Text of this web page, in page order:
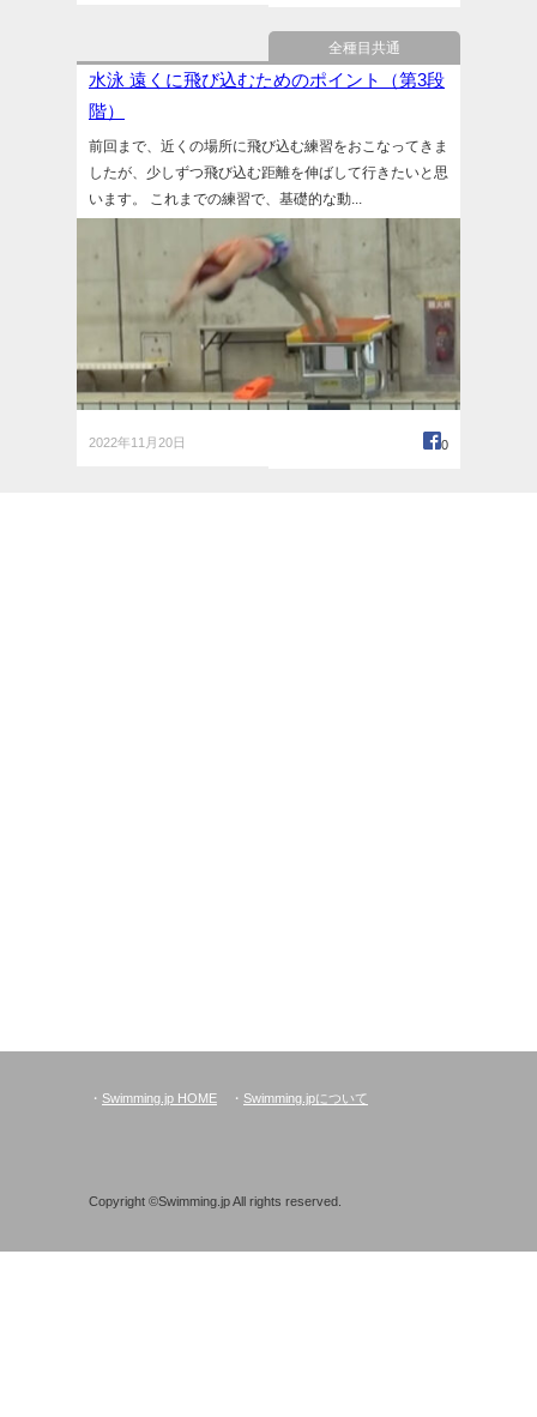
全種目共通
水泳 遠くに飛び込むためのポイント（第3段
階）
前回まで、近くの場所に飛び込む練習をおこなってきま
したが、少しずつ飛び込む距離を伸ばして行きたいと思
います。 これまでの練習で、基礎的な動...
2022年11月20日 0
・ Swimming.jp HOME ・ Swimming.jpについて
Copyright ©Swimming.jp All rights reserved.